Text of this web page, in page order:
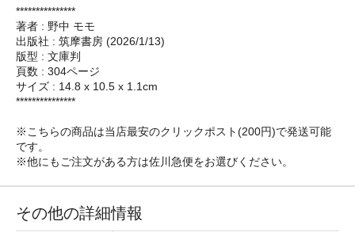
***************
著者 : 野中 モモ
出版社 : 筑摩書房 (2026/1/13)
版型 : 文庫判
頁数 : 304ページ
サイズ : 14.8 x 10.5 x 1.1cm
***************
※こちらの商品は当店最安のクリックポスト(200円)で発送可能
です。
※他にもご注文がある方は佐川急便をお選びください。
その他の詳細情報